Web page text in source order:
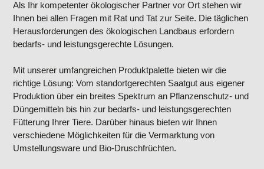
Als Ihr kompetenter ökologischer Partner vor Ort stehen wir
Ihnen bei allen Fragen mit Rat und Tat zur Seite. Die täglichen
Herausforderungen des ökologischen Landbaus erfordern
bedarfs- und leistungsgerechte Lösungen.
Mit unserer umfangreichen Produktpalette bieten wir die
richtige Lösung: Vom standortgerechten Saatgut aus eigener
Produktion über ein breites Spektrum an Pflanzenschutz- und
Düngemitteln bis hin zur bedarfs- und leistungsgerechten
Fütterung Ihrer Tiere. Darüber hinaus bieten wir Ihnen
verschiedene Möglichkeiten für die Vermarktung von
Umstellungsware und Bio-Druschfrüchten.